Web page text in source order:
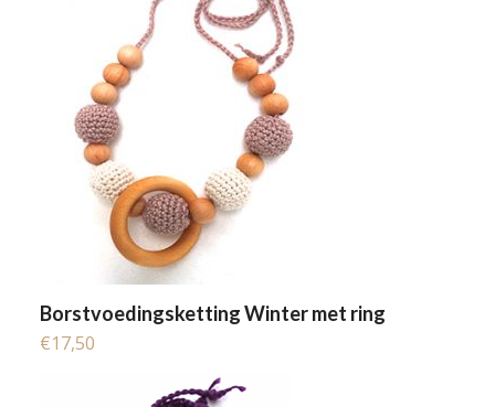
Borstvoedingsketting Winter met ring
€17,50